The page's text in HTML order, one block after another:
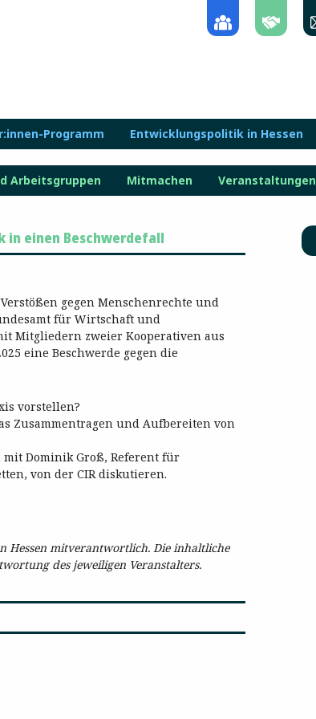
Programm Entwicklungspolitik in Hessen
Arbeitsgruppen Mitmachen Veranstaltungen
in einen Beschwerdefall
gegen Menschenrechte und
für Wirtschaft und
Mitgliedern zweier Kooperativen aus
eine Beschwerde gegen die
vorstellen?
Zusammentragen und Aufbereiten von
Dominik Groß, Referent für
von der CIR diskutieren.
Hessen mitverantwortlich. Die inhaltliche
des jeweiligen Veranstalters.